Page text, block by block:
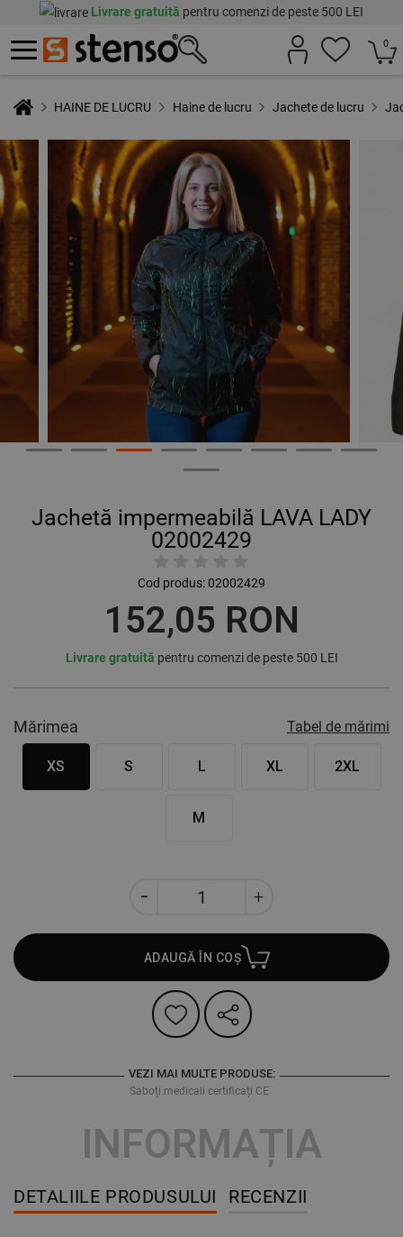
Livrare gratuită pentru comenzi de peste 500 LEI
0
HAINE DE LUCRU Haine de lucru Jachete de lucru
Jachetă impermeabilă LAVA LADY
02002429
Cod produs:02002429
152,05 RON
Livrare gratuită pentru comenzi de peste 500 LEI
Mărimea Tabel de mărimi
XS S L XL 2XL
M
ADAUGĂ ÎN COȘ
VEZI MAI MULTE PRODUSE:
Saboți medicali certificați CE
INFORMAȚIA
DETALIILE PRODUSULUI RECENZII